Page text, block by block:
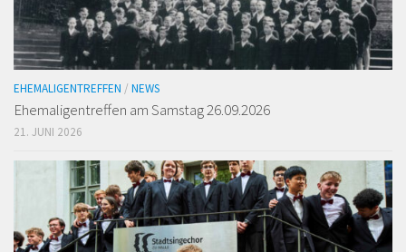
EHEMALIGENTREFFEN / NEWS
Ehemaligen­treffen am Samstag 26.09.2026
21. JUNI 2026